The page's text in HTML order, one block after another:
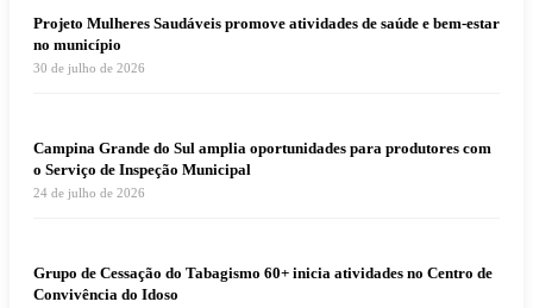
Projeto Mulheres Saudáveis promove atividades de saúde e bem-estar
no município
30 de julho de 2026
Campina Grande do Sul amplia oportunidades para produtores com
o Serviço de Inspeção Municipal
24 de julho de 2026
Grupo de Cessação do Tabagismo 60+ inicia atividades no Centro de
Convivência do Idoso